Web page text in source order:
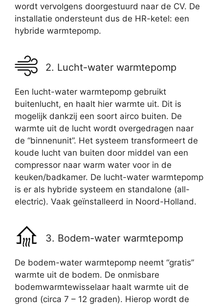
wordt vervolgens doorgestuurd naar de CV. De
installatie ondersteunt dus de HR-ketel: een
hybride warmtepomp.
2. Lucht-water warmtepomp
Een lucht-water warmtepomp gebruikt
buitenlucht, en haalt hier warmte uit. Dit is
mogelijk dankzij een soort airco buiten. De
warmte uit de lucht wordt overgedragen naar
de “binnenunit”. Het systeem transformeert de
koude lucht van buiten door middel van een
compressor naar warm water voor in de
keuken/badkamer. De lucht-water warmtepomp
is er als hybride systeem en standalone (all-
electric). Vaak geïnstalleerd in Noord-Holland.
3. Bodem-water warmtepomp
De bodem-water warmtepomp neemt “gratis”
warmte uit de bodem. De onmisbare
bodemwarmtewisselaar haalt warmte uit de
grond (circa 7 – 12 graden). Hierop wordt de